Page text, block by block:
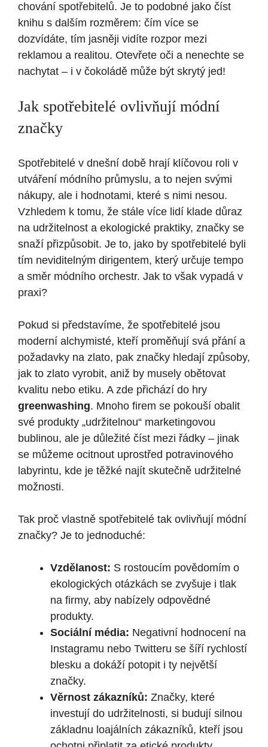
chování spotřebitelů. Je to podobné jako číst
knihu s dalším rozměrem: čím více se
dozvídáte, tím jasněji vidíte rozpor mezi
reklamou a realitou. Otevřete oči a nenechte se
nachytat – i v čokoládě může být skrytý jed!
Jak spotřebitelé ovlivňují módní
značky
Spotřebitelé v dnešní době hrají klíčovou roli v
utváření módního průmyslu, a to nejen svými
nákupy, ale i hodnotami, které s nimi nesou.
Vzhledem k tomu, že stále více lidí klade důraz
na udržitelnost a ekologické praktiky, značky se
snaží přizpůsobit. Je to, jako by spotřebitelé byli
tím neviditelným dirigentem, který určuje tempo
a směr módního orchestr. Jak to však vypadá v
praxi?
Pokud si představíme, že spotřebitelé jsou
moderní alchymisté, kteří proměňují svá přání a
požadavky na zlato, pak značky hledají způsoby,
jak to zlato vyrobit, aniž by musely obětovat
kvalitu nebo etiku. A zde přichází do hry
greenwashing. Mnoho firem se pokouší obalit
své produkty „udržitelnou“ marketingovou
bublinou, ale je důležité číst mezi řádky – jinak
se můžeme ocitnout uprostřed potravinového
labyrintu, kde je těžké najít skutečně udržitelné
možnosti.
Tak proč vlastně spotřebitelé tak ovlivňují módní
značky? Je to jednoduché:
Vzdělanost: S rostoucím povědomím o
ekologických otázkách se zvyšuje i tlak
na firmy, aby nabízely odpovědné
produkty.
Sociální média: Negativní hodnocení na
Instagramu nebo Twitteru se šíří rychlostí
blesku a dokáží potopit i ty největší
značky.
Věrnost zákazníků: Značky, které
investují do udržitelnosti, si budují silnou
základnu loajálních zákazníků, kteří jsou